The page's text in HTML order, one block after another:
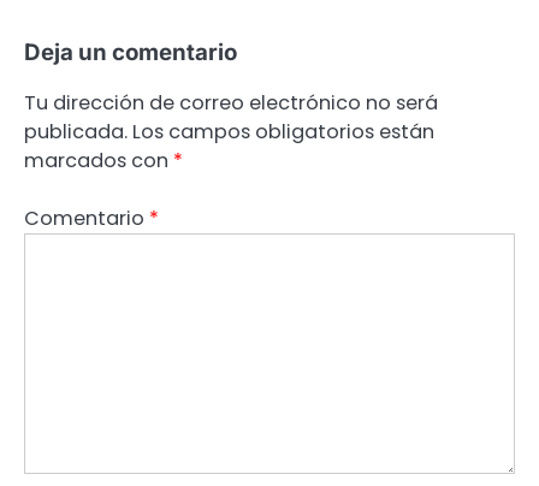
Deja un comentario
Tu dirección de correo electrónico no será
publicada. Los campos obligatorios están
marcados con *
Comentario *